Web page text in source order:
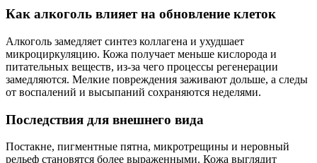
Как алкоголь влияет на обновление клеток
Алкоголь замедляет синтез коллагена и ухудшает
микроциркуляцию. Кожа получает меньше кислорода и
питательных веществ, из-за чего процессы регенерации
замедляются. Мелкие повреждения заживают дольше, а следы
от воспалений и высыпаний сохраняются неделями.
Последствия для внешнего вида
Постакне, пигментные пятна, микротрещины и неровный
рельеф становятся более выраженными. Кожа выглядит